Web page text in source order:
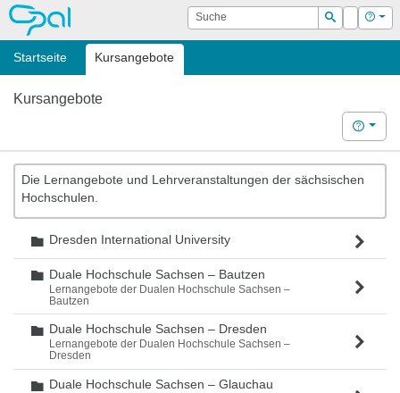
OPAL Suche
Suchen
Login Hilfe
Startseite Kursangebote
Kursangebote
Hilfe
Die Lernangebote und Lehrveranstaltungen der sächsischen
Hochschulen.
Ordner
Dresden International University
Ordner
Duale Hochschule Sachsen – Bautzen
Lernangebote der Dualen Hochschule Sachsen –
Bautzen
Ordner
Duale Hochschule Sachsen – Dresden
Lernangebote der Dualen Hochschule Sachsen –
Dresden
Ordner
Duale Hochschule Sachsen – Glauchau